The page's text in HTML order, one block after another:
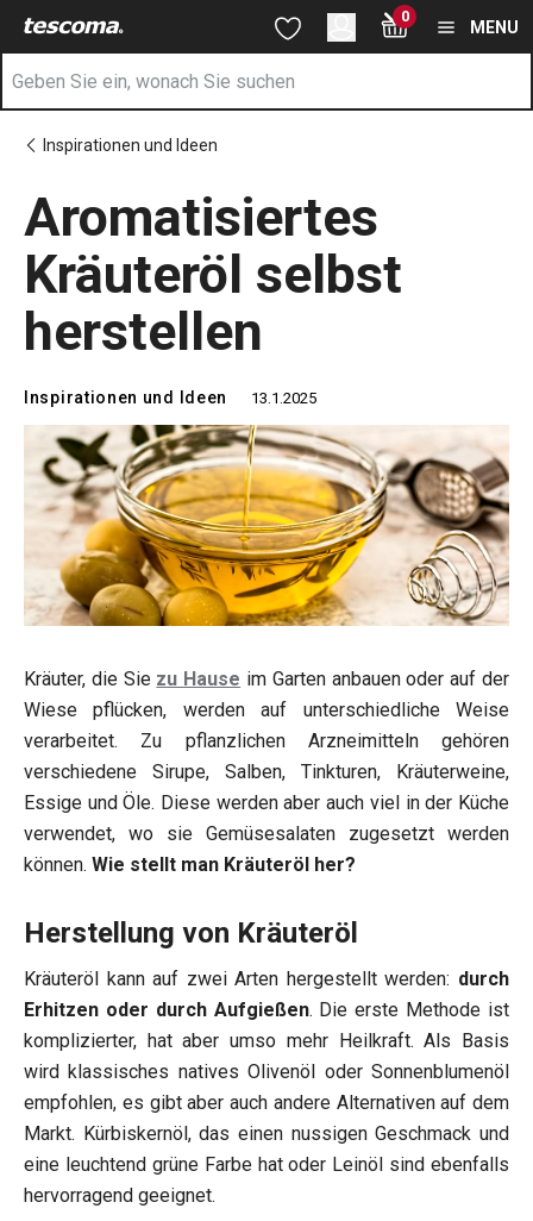
Sie befinden sich auf der Aromatisiertes Kräuteröl selbst
Zum Hauptinhalt springen
Zur Suche springen
Zur Navigation springen 0
MENU
Inspirationen und Ideen
Aromatisiertes
Kräuteröl selbst
herstellen
Inspirationen und Ideen 13.1.2025
Kräuter, die Sie zu Hause im Garten anbauen oder auf der
Wiese pflücken, werden auf unterschiedliche Weise
verarbeitet. Zu pflanzlichen Arzneimitteln gehören
verschiedene Sirupe, Salben, Tinkturen, Kräuterweine,
Essige und Öle. Diese werden aber auch viel in der Küche
verwendet, wo sie Gemüsesalaten zugesetzt werden
können. Wie stellt man Kräuteröl her?
Herstellung von Kräuteröl
Kräuteröl kann auf zwei Arten hergestellt werden: durch
Erhitzen oder durch Aufgießen. Die erste Methode ist
komplizierter, hat aber umso mehr Heilkraft. Als Basis
wird klassisches natives Olivenöl oder Sonnenblumenöl
empfohlen, es gibt aber auch andere Alternativen auf dem
Markt. Kürbiskernöl, das einen nussigen Geschmack und
eine leuchtend grüne Farbe hat oder Leinöl sind ebenfalls
hervorragend geeignet.